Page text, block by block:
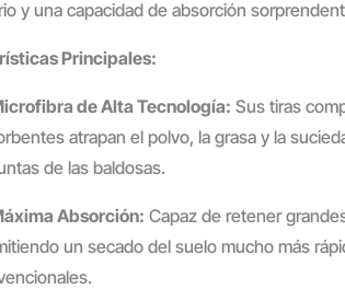
y una capacidad de absorción
Principales:
de Alta Tecnología: Sus tiras
atrapan el polvo, la grasa y la
de las baldosas.
Absorción: Capaz de retener
un secado del suelo mucho más